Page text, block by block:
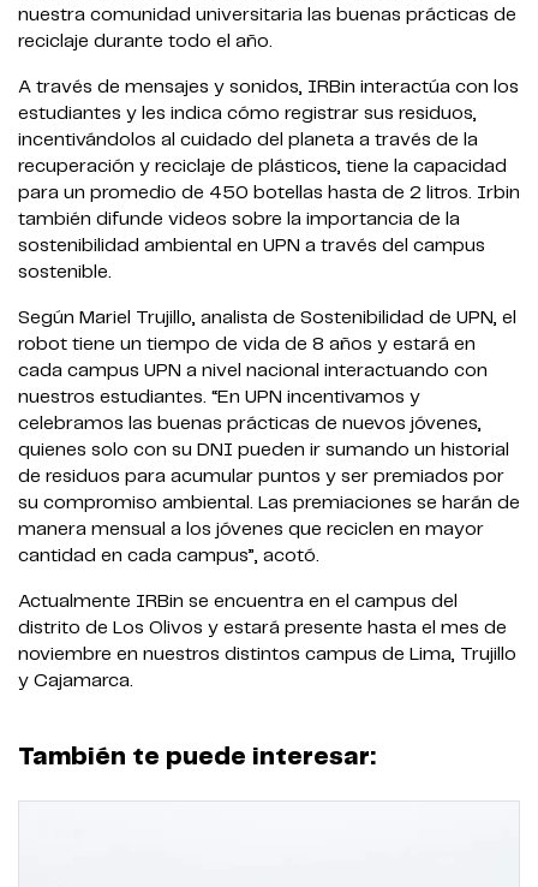
nuestra comunidad universitaria las buenas prácticas de
reciclaje durante todo el año.
A través de mensajes y sonidos, IRBin interactúa con los
estudiantes y les indica cómo registrar sus residuos,
incentivándolos al cuidado del planeta a través de la
recuperación y reciclaje de plásticos, tiene la capacidad
para un promedio de 450 botellas hasta de 2 litros. Irbin
también difunde videos sobre la importancia de la
sostenibilidad ambiental en UPN a través del campus
sostenible.
Según Mariel Trujillo, analista de Sostenibilidad de UPN, el
robot tiene un tiempo de vida de 8 años y estará en
cada campus UPN a nivel nacional interactuando con
nuestros estudiantes. “En UPN incentivamos y
celebramos las buenas prácticas de nuevos jóvenes,
quienes solo con su DNI pueden ir sumando un historial
de residuos para acumular puntos y ser premiados por
su compromiso ambiental. Las premiaciones se harán de
manera mensual a los jóvenes que reciclen en mayor
cantidad en cada campus”, acotó.
Actualmente IRBin se encuentra en el campus del
distrito de Los Olivos y estará presente hasta el mes de
noviembre en nuestros distintos campus de Lima, Trujillo
y Cajamarca.
También te puede interesar: